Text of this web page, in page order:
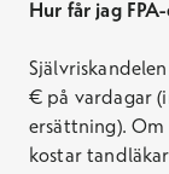
Hur får jag
€ på vardagar
ersättning).
kostar